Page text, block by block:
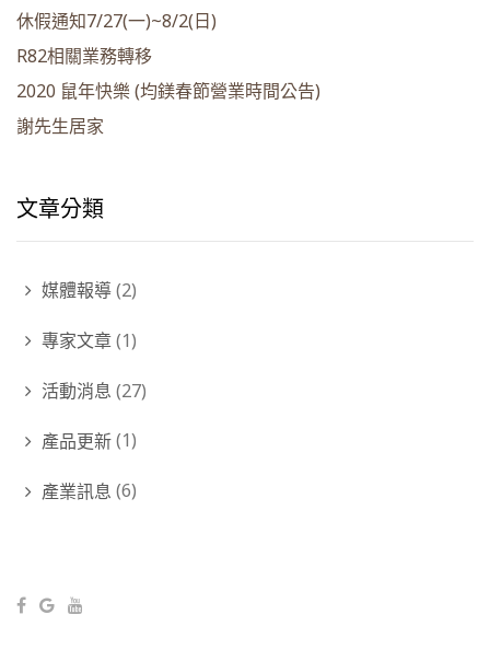
休假通知7/27(一)~8/2(日)
R82相關業務轉移
2020 鼠年快樂 (均鎂春節營業時間公告)
謝先生居家
文章分類
媒體報導(2)
專家文章(1)
活動消息 (27)
產品更新(1)
產業訊息 (6)